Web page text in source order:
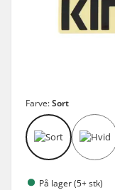
Farve:Sort
På lager (5+ stk)